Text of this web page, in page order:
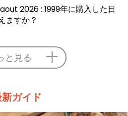
2026 : 1999年に購入した日
ますか？
と見る
ガイド